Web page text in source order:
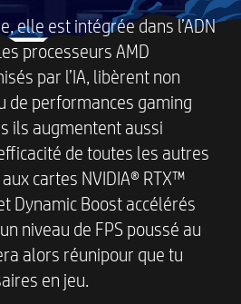
elle est intégrée dans l’ADN
processeurs AMD
par l’IA, libèrent non
de performances gaming
ils augmentent aussi
de toutes les autres
cartes NVIDIA® RTX™
Dynamic Boost accélérés
niveau de FPS poussé au
alors réunipour que tu
en jeu.